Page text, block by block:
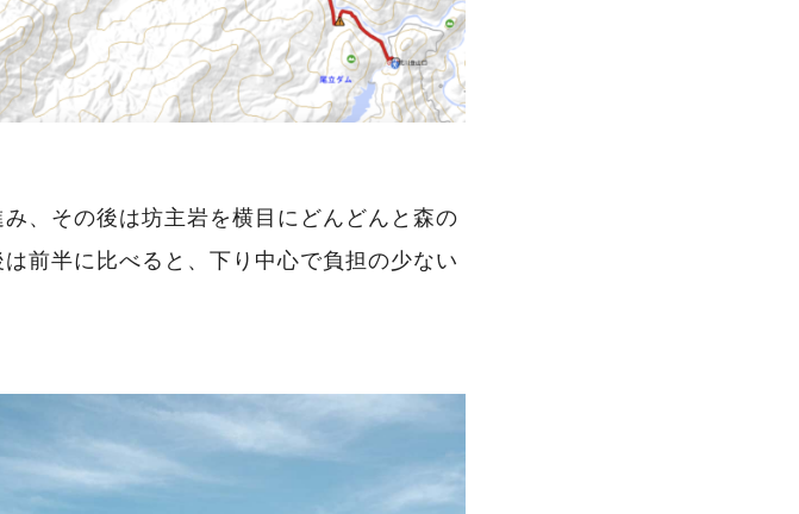
、その後は坊主岩を横目にどんどんと森の
前半に比べると、下り中心で負担の少ない